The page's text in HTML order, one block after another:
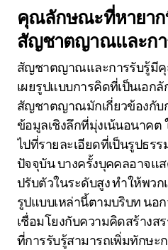
คุณลักษณะที่หายาก
สัญชาตญาณและกา
สัญชาตญาณและการรับรู้มี
เผยรูปแบบการคิดที่เป็นเอก
สัญชาตญาณมักเกี่ยวข้องกับ
ข้อมูลเชิงลึกที่มุ่งเน้นอนาค
ไปที่รายละเอียดที่เป็นรูปธร
ปัจจุบัน บางครั้งบุคคลอาจแ
ปรับตัวในระดับสูง ทำให้พวก
รูปแบบเหล่านี้ตามบริบท น
เชื่อมโยงกับความคิดสร้าง
ที่การรับรู้สามารถเพิ่มทักษะ